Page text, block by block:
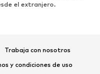
deportivas
el extranjero.
Trabaja con nosotros
y condiciones de uso